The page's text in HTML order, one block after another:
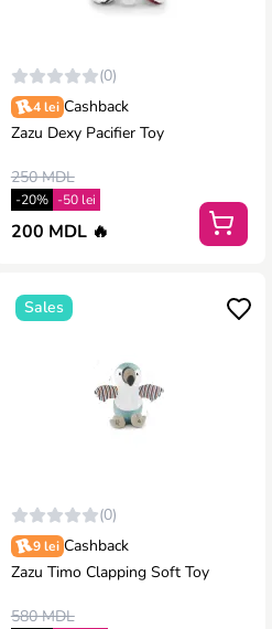
(0)
4 lei Cashback
Zazu Dexy Pacifier Toy
250 MDL
-20% -50 lei
200 MDL 🔥
Sales
(0)
9 lei Cashback
Zazu Timo Clapping Soft Toy
580 MDL